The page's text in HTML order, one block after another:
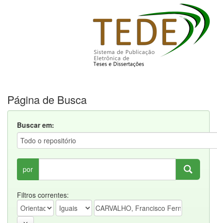
Página de Busca
Buscar em:
por
Filtros correntes: